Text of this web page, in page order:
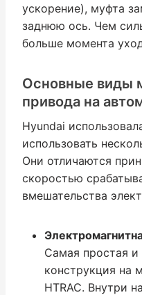
ускорение), муфта
заднюю ось. Чем
больше момента
Основные виды
привода на
Hyundai
использовать
Они отличаются
скоростью
вмешательства
Самая простая и
конструкция на
HTRAC. Внутри